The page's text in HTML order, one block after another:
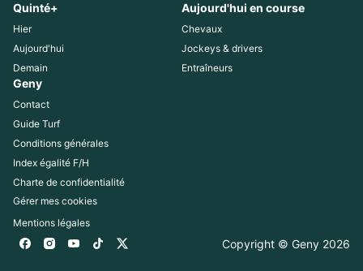
Quinté+
Hier
Aujourd'hui
Demain
Aujourd'hui en course
Chevaux
Jockeys & drivers
Entraîneurs
Geny
Contact
Guide Turf
Conditions générales
Index égalité F/H
Charte de confidentialité
Gérer mes cookies
Mentions légales
Copyright © Geny 2026